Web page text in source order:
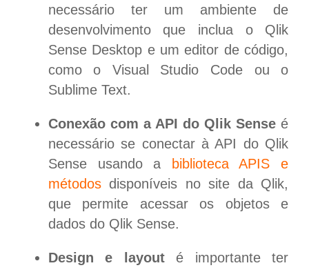
necessário ter um ambiente de
desenvolvimento que inclua o Qlik
Sense Desktop e um editor de código,
como o Visual Studio Code ou o
Sublime Text.
Conexão com a API do Qlik Sense é
necessário se conectar à API do Qlik
Sense usando a
biblioteca APIS e
métodosdisponíveis no site da Qlik,
que permite acessar os objetos e
dados do Qlik Sense.
Design e layouté importante ter